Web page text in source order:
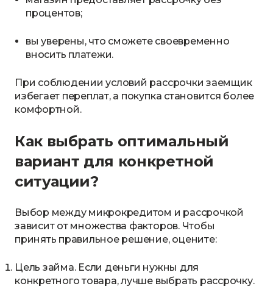
процентов;
вы уверены, что сможете своевременно
вносить платежи.
При соблюдении условий рассрочки заемщик
избегает переплат, а покупка становится более
комфортной.
Как выбрать оптимальный
вариант для конкретной
ситуации?
Выбор между микрокредитом и рассрочкой
зависит от множества факторов. Чтобы
принять правильное решение, оцените:
Цель займа. Если деньги нужны для
конкретного товара, лучше выбрать рассрочку.